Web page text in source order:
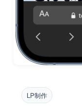
LP制作